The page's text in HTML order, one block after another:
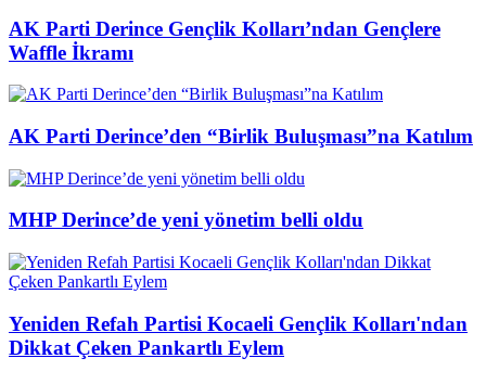
AK Parti Derince Gençlik Kolları’ndan Gençlere
Waffle İkramı
AK Parti Derince’den “Birlik Buluşması”na Katılım
MHP Derince’de yeni yönetim belli oldu
Yeniden Refah Partisi Kocaeli Gençlik Kolları'ndan
Dikkat Çeken Pankartlı Eylem